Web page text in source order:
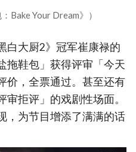
Bake Your Dream》）
白大厨2》冠军崔康禄的
拖鞋包」获得评审「今天
价，全票通过。甚至还有
拒评」的戏剧性场面。
，为节目增添了满满的话